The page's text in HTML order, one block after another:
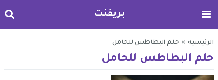
بريفنت
الرئيسية » حلم البطاطس للحامل
حلم البطاطس للحامل